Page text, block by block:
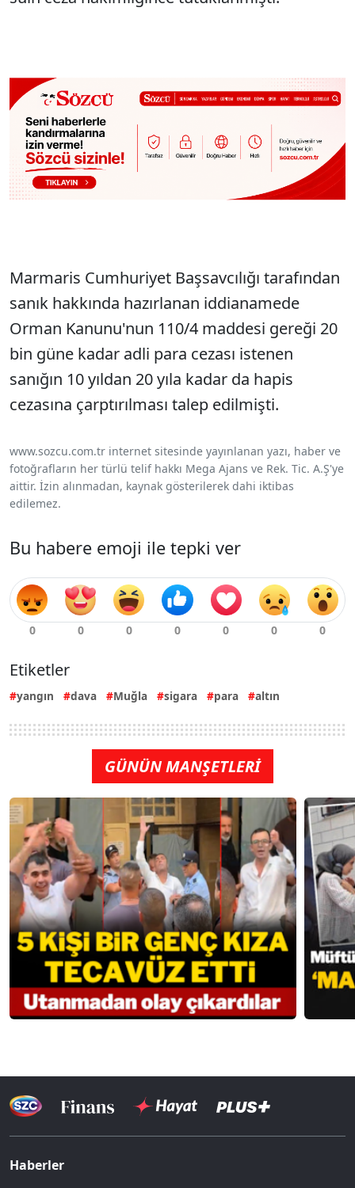
Marmaris Cumhuriyet Başsavcılığı tarafından
sanık hakkında hazırlanan iddianamede
Orman Kanunu'nun 110/4 maddesi gereği 20
bin güne kadar adli para cezası istenen
sanığın 10 yıldan 20 yıla kadar da hapis
cezasına çarptırılması talep edilmişti.
www.sozcu.com.tr internet sitesinde yayınlanan yazı, haber ve
fotoğrafların her türlü telif hakkı Mega Ajans ve Rek. Tic. A.Ş'ye
aittir. İzin alınmadan, kaynak gösterilerek dahi iktibas
edilemez.
Bu habere emoji ile tepki ver
Etiketler
yangın dava Muğla sigara para altın
GÜNÜN MANŞETLERİ
Haberler